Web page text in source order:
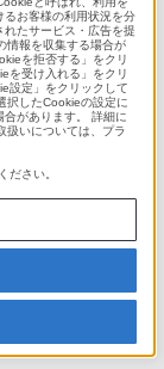
お客様の利用状況を分
たサービス・広告を提
情報を収集する場合が
を拒否する」をクリ
を受け入れる」をクリ
設定」をクリックして
択したCookieの設定に
合があります。 詳細に
扱いについては、プラ
ださい。